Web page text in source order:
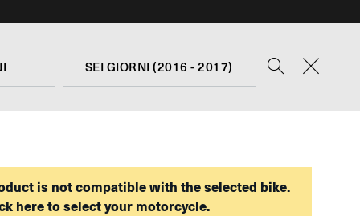
SEI GIORNI (2016 - 2017)
is not compatible with the selected bike.
here to select your motorcycle.